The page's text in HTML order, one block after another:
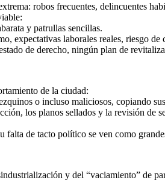
robos frecuentes, delincuentes
y patrullas sencillas.
expectativas laborales reales, riesgo
de derecho, ningún plan de
de la ciudad:
o incluso maliciosos, copiando
los planos sellados y la revisión de
de tacto político se ven como
y del “vaciamiento” de